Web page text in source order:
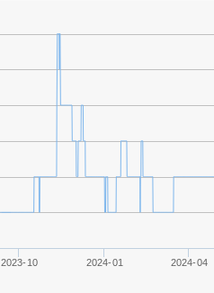
2023-10 2024-01 2024-04